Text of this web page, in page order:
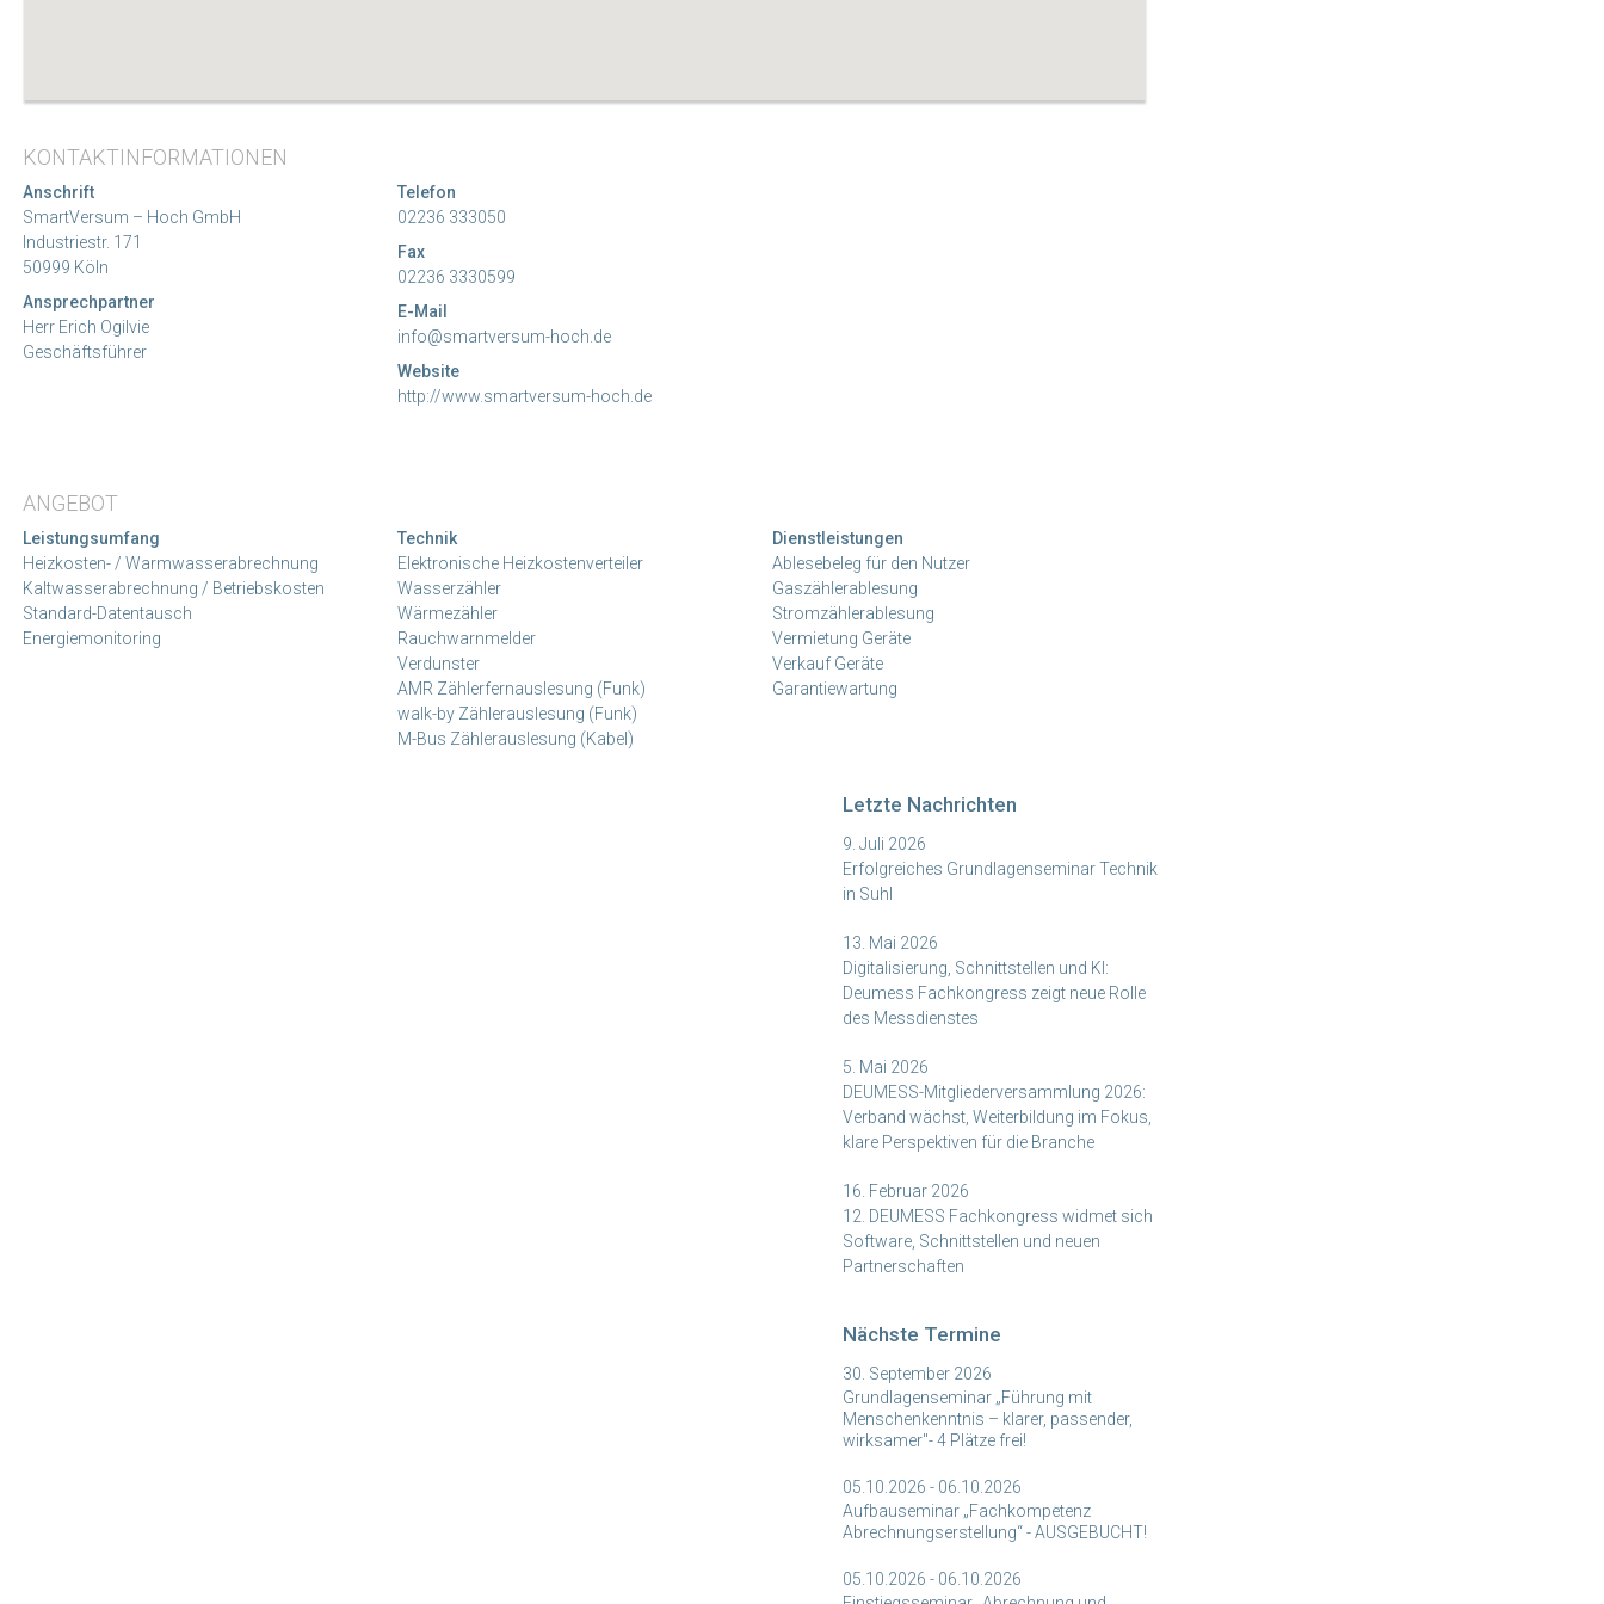
KONTAKTINFORMATIONEN
Anschrift
SmartVersum – Hoch GmbH
Industriestr. 171
50999 Köln
Ansprechpartner
Herr Erich Ogilvie
Geschäftsführer
Telefon
02236 333050
Fax
02236 3330599
E-Mail
info@smartversum-hoch.de
Website
http://www.smartversum-hoch.de
ANGEBOT
Leistungsumfang
Heizkosten- / Warmwasserabrechnung
Kaltwasserabrechnung / Betriebskosten
Standard-Datentausch
Energiemonitoring
Technik
Elektronische Heizkostenverteiler
Wasserzähler
Wärmezähler
Rauchwarnmelder
Verdunster
AMR Zählerfernauslesung (Funk)
walk-by Zählerauslesung (Funk)
M-Bus Zählerauslesung (Kabel)
Dienstleistungen
Ablesebeleg für den Nutzer
Gaszählerablesung
Stromzählerablesung
Vermietung Geräte
Verkauf Geräte
Garantiewartung
Letzte Nachrichten
9. Juli 2026
Erfolgreiches Grundlagenseminar Technik
in Suhl
13. Mai 2026
Digitalisierung, Schnittstellen und KI:
Deumess Fachkongress zeigt neue Rolle
des Messdienstes
5. Mai 2026
DEUMESS-Mitgliederversammlung 2026:
Verband wächst, Weiterbildung im Fokus,
klare Perspektiven für die Branche
16. Februar 2026
12. DEUMESS Fachkongress widmet sich
Software, Schnittstellen und neuen
Partnerschaften
Nächste Termine
30. September 2026
Grundlagenseminar „Führung mit
Menschenkenntnis – klarer, passender,
wirksamer"- 4 Plätze frei!
05.10.2026 - 06.10.2026
Aufbauseminar „Fachkompetenz
Abrechnungserstellung“ - AUSGEBUCHT!
05.10.2026 - 06.10.2026